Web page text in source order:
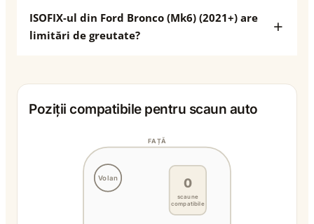
ISOFIX-ul din Ford Bronco (Mk6) (2021+) are
limitări de greutate?
Poziții compatibile pentru scaun auto
Volan
FAȚĂ
0
scaune
compatibile